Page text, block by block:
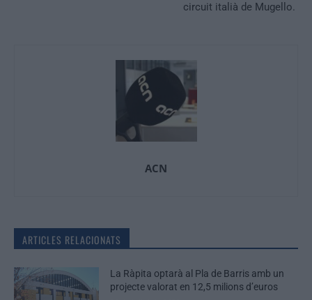
circuit italià de Mugello.
ACN
ARTICLES RELACIONATS
La Ràpita optarà al Pla de Barris amb un
projecte valorat en 12,5 milions d’euros